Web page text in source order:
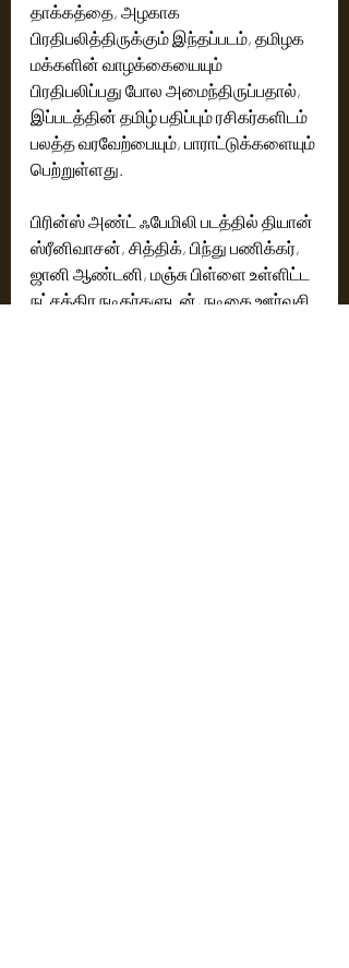
தாக்கத்தை, அழகாக
பிரதிபலித்திருக்கும் இந்தப்படம், தமிழக
மக்களின் வாழக்கையையும்
பிரதிபலிப்பது போல அமைந்திருப்பதால்,
இப்படத்தின் தமிழ் பதிப்பும் ரசிகர்களிடம்
பலத்த வரவேற்பையும், பாராட்டுக்களையும்
பெற்றுள்ளது.
பிரின்ஸ் அண்ட் ஃபேமிலி படத்தில் தியான்
ஸ்ரீனிவாசன், சித்திக், பிந்து பணிக்கர்,
ஜானி ஆண்டனி, மஞ்சு பிள்ளை உள்ளிட்ட
நட்சத்திர நடிகர்களுடன், நடிகை ஊர்வசி